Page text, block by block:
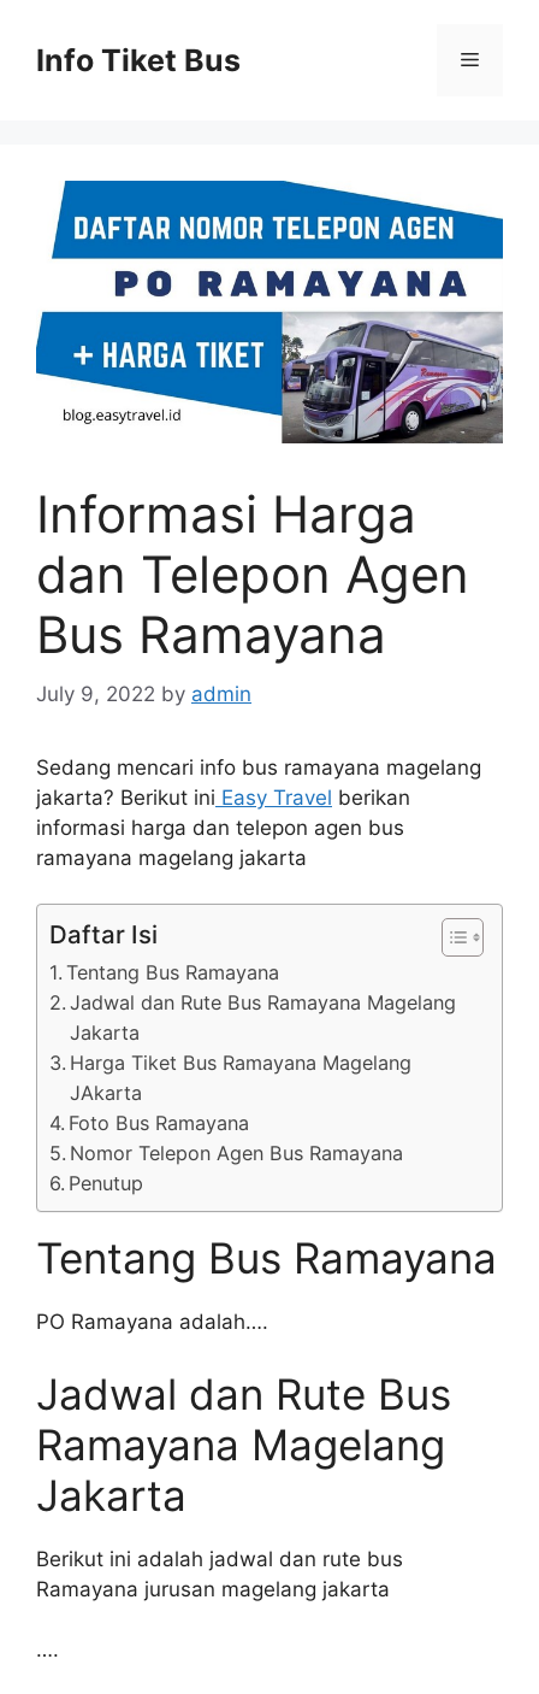
contentInfo Tiket Bus Menu
Informasi Harga
dan Telepon Agen
Bus Ramayana
July 9, 2022 by admin
Sedang mencari info bus ramayana magelang
jakarta? Berikut ini Easy Travel berikan
informasi harga dan telepon agen bus
ramayana magelang jakarta
Daftar Isi
Tentang Bus Ramayana
Jadwal dan Rute Bus Ramayana Magelang
Jakarta
Harga Tiket Bus Ramayana Magelang
JAkarta
Foto Bus Ramayana
Nomor Telepon Agen Bus Ramayana
Penutup
Tentang Bus Ramayana
PO Ramayana adalah….
Jadwal dan Rute Bus
Ramayana Magelang
Jakarta
Berikut ini adalah jadwal dan rute bus
Ramayana jurusan magelang jakarta
….